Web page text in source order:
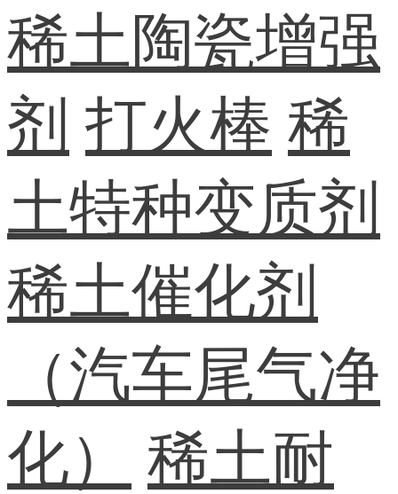
稀土陶瓷增强
剂 打火棒 稀
土特种变质剂
稀土催化剂
（汽车尾气净
化）
稀土耐